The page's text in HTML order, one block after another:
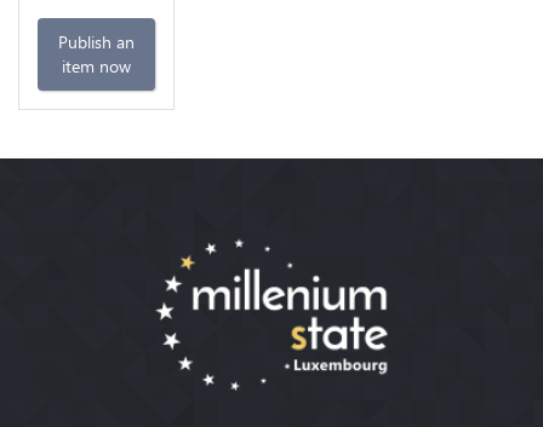
Publish an
item now